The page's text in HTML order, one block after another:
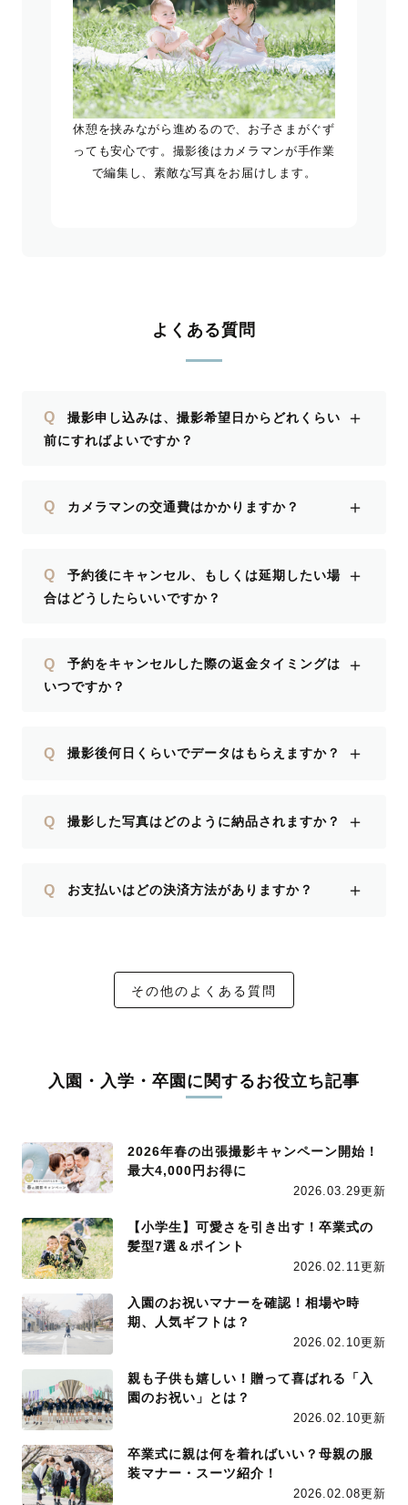
休憩を挟みながら進めるので、お子さまがぐず
っても安心です。撮影後はカメラマンが手作業
で編集し、素敵な写真をお届けします。
よくある質問
Q
撮影申し込みは、撮影希望日からどれくらい
前にすればよいですか？
＋
Q カメラマンの交通費はかかりますか？ ＋
Q
予約後にキャンセル、もしくは延期したい場
合はどうしたらいいですか？
＋
Q
予約をキャンセルした際の返金タイミングは
いつですか？
＋
Q 撮影後何日くらいでデータはもらえますか？ ＋
Q 撮影した写真はどのように納品されますか？ ＋
Q お支払いはどの決済方法がありますか？ ＋
その他のよくある質問
入園・入学・卒園に関するお役立ち記事
2026年春の出張撮影キャンペーン開始！
最大4,000円お得に
2026.03.29更新
【小学生】可愛さを引き出す！卒業式の
髪型7選＆ポイント
2026.02.11更新
入園のお祝いマナーを確認！相場や時
期、人気ギフトは？
2026.02.10更新
親も子供も嬉しい！贈って喜ばれる「入
園のお祝い」とは？
2026.02.10更新
卒業式に親は何を着ればいい？母親の服
装マナー・スーツ紹介！
2026.02.08更新